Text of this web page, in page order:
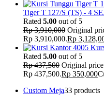
Tiger T 127/S (TS) - 4
Rated 5.00 out of 5
Rp3,910,000 Original
Rp 3,910,000.Rp
Rated 5.00 out of 5
Rp437,500 Original
Rp 437,500.Rp 350,000
Custom Meja33 products